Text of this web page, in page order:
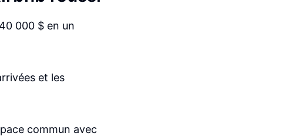
000 $ en un
et les
commun avec